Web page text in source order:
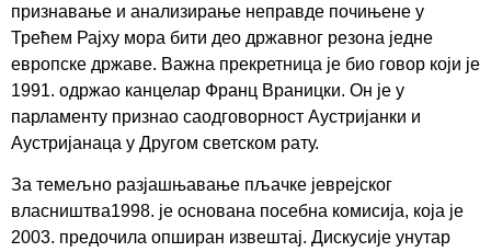
признавање и анализирање неправде почињене у
Трећем Рајху мора бити део државног резона једне
европске државе. Важна прекретница је био говор који је
1991. одржао канцелар Франц Враницки. Он је у
парламенту признао саодговорност Аустријанки и
Аустријанаца у Другом светском рату.
За темељно разјашњавање пљачке јеврејског
власништва1998. је основана посебна комисија, која је
2003. предочила опширан извештај. Дискусије унутар